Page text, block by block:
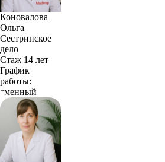
Коновалова
Ольга
Сестринское
дело
Стаж 14 лет
График
работы:
сменный